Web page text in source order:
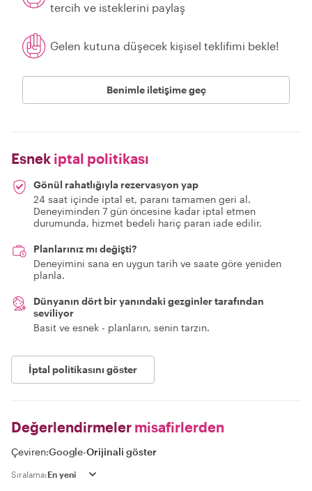
tercih ve isteklerini paylaş
Gelen kutuna düşecek kişisel teklifimi bekle!
Benimle iletişime geç
Esnek iptal politikası
Gönül rahatlığıyla rezervasyon yap
24 saat içinde iptal et, paranı tamamen geri al.
Deneyiminden 7 gün öncesine kadar iptal etmen
durumunda, hizmet bedeli hariç paran iade edilir.
Planlarınız mı değişti?
Deneyimini sana en uygun tarih ve saate göre yeniden
planla.
Dünyanın dört bir yanındaki gezginler tarafından
seviliyor
Basit ve esnek - planların, senin tarzın.
İptal politikasını göster
Değerlendirmeler misafirlerden
Çeviren:Google-Orijinali göster
Sıralama: